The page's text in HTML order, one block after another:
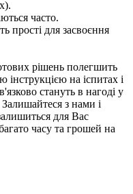
часто.
прості для засвоєння
рішень полегшить
інструкцією на іспитах і
стануть в нагоді у
з нами і
для Вас
часу та грошей на